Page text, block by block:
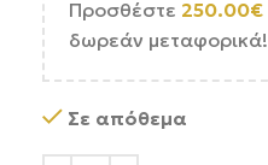
Προσθέστε 250.00€
δωρεάν μεταφορικά!
Σε απόθεμα